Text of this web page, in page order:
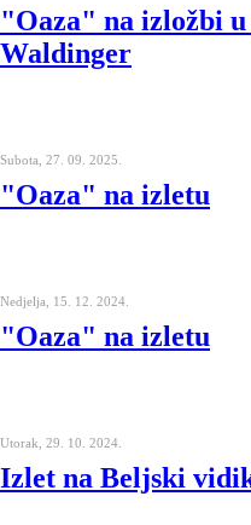
"Oaza" na izložbi
Waldinger
Subota, 27. 09. 2025.
"Oaza" na izletu
Nedjelja, 15. 12. 2024.
"Oaza" na izletu
Utorak, 29. 10. 2024.
Izlet na Beljski